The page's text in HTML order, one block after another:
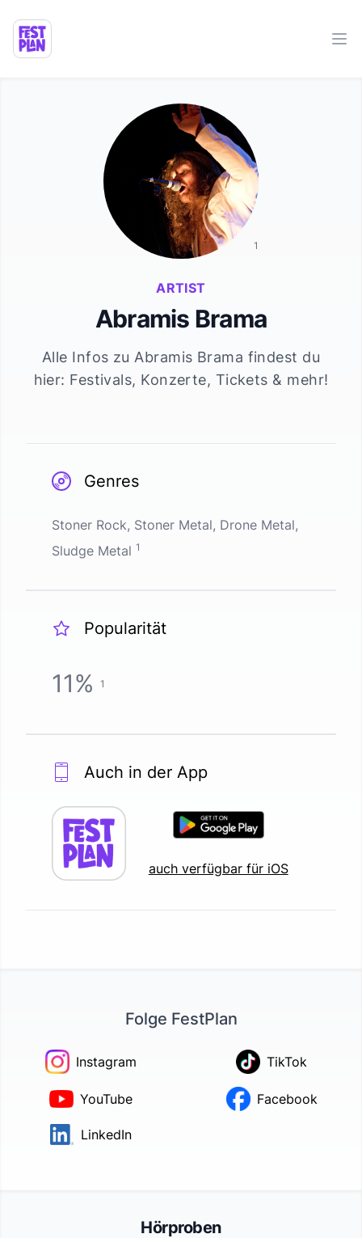
ARTIST
Abramis Brama
Alle Infos zu Abramis Brama findest du
hier: Festivals, Konzerte, Tickets & mehr!
1
Genres
Stoner Rock, Stoner Metal, Drone Metal,
Sludge Metal 1
Popularität
11% 1
Auch in der App
auch verfügbar für iOS
Folge FestPlan
Instagram TikTok
YouTube Facebook
LinkedIn
Hörproben